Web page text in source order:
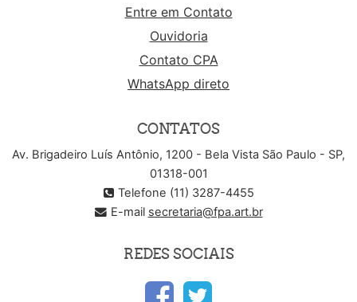
Entre em Contato
Ouvidoria
Contato CPA
WhatsApp direto
CONTATOS
Av. Brigadeiro Luís Antônio, 1200 - Bela Vista São Paulo - SP,
01318-001
Telefone (11) 3287-4455
E-mail secretaria@fpa.art.br
REDES SOCIAIS